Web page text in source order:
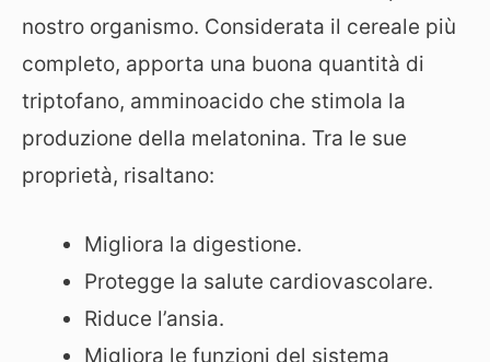
nostro organismo. Considerata il cereale più
completo, apporta una buona quantità di
triptofano, amminoacido che stimola la
produzione della melatonina. Tra le sue
proprietà, risaltano:
Migliora la digestione.
Protegge la salute cardiovascolare.
Riduce l’ansia.
Migliora le funzioni del sistema